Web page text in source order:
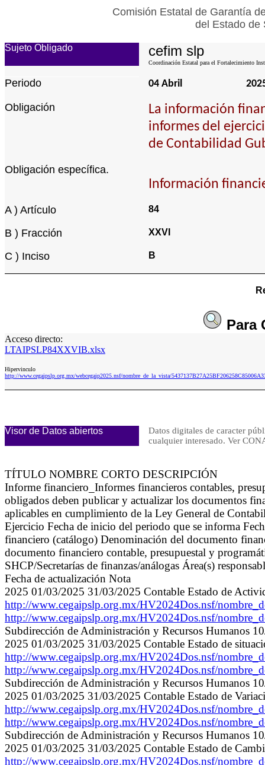
Comisión Estatal de Garantía
del Estado de
Sujeto Obligado cefim slp
Coordinación Estatal para el Fortalecimiento
Periodo 04 Abril
Obligación
La información
informes del
de Contabilidad
Obligación específica.
Información
A ) Artículo 84
B ) Fracción XXVI
C ) Inciso B
Para
Acceso directo:
LTAIPSLP84XXVIB.xlsx
Hipervinculo
http://www.cegaipslp.org.mx/webcegaip2025.nsf/nombre_de_la_vista/
Visor de Datos abiertos
Datos digitales de caracter
cualquier interesado. Ver
TÍTULO NOMBRE CORTO DESCRIPCIÓN
Informe financiero_Informes financieros contables,
obligados deben publicar y actualizar los documentos
aplicables en cumplimiento de la Ley General de
Ejercicio Fecha de inicio del periodo que se informa
financiero (catálogo) Denominación del documento
documento financiero contable, presupuestal y
SHCP/Secretarías de finanzas/análogas Área(s)
Fecha de actualización Nota
2025 01/03/2025 31/03/2025 Contable Estado de
http://www.cegaipslp.org.mx/HV2024Dos.nsf/
http://www.cegaipslp.org.mx/HV2024Dos.nsf/
Subdirección de Administración y Recursos Humanos
2025 01/03/2025 31/03/2025 Contable Estado de
http://www.cegaipslp.org.mx/HV2024Dos.nsf/
http://www.cegaipslp.org.mx/HV2024Dos.nsf/
Subdirección de Administración y Recursos Humanos
2025 01/03/2025 31/03/2025 Contable Estado de
http://www.cegaipslp.org.mx/HV2024Dos.nsf/
http://www.cegaipslp.org.mx/HV2024Dos.nsf/
Subdirección de Administración y Recursos Humanos
2025 01/03/2025 31/03/2025 Contable Estado de
http://www.cegaipslp.org.mx/HV2024Dos.nsf/